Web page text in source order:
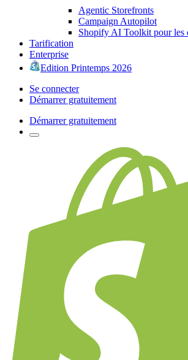
Agentic Storefronts
Campaign Autopilot
Shopify AI Toolkit pour les
Tarification
Enterprise
Edition Printemps 2026
Se connecter
Démarrer gratuitement
Démarrer gratuitement